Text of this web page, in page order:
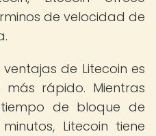
de velocidad de
de Litecoin es
rápido. Mientras
de bloque de
Litecoin tiene